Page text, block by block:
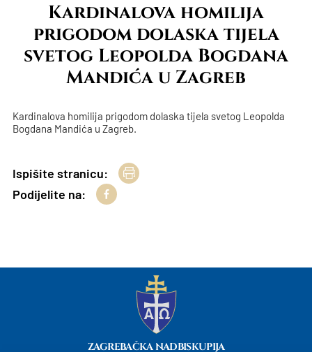
Kardinalova homilija
prigodom dolaska tijela
svetog Leopolda Bogdana
Mandića u Zagreb
Kardinalova homilija prigodom dolaska tijela svetog Leopolda
Bogdana Mandića u Zagreb.
Ispišite stranicu:
Podijelite na:
ZAGREBAČKA NADBISKUPIJA